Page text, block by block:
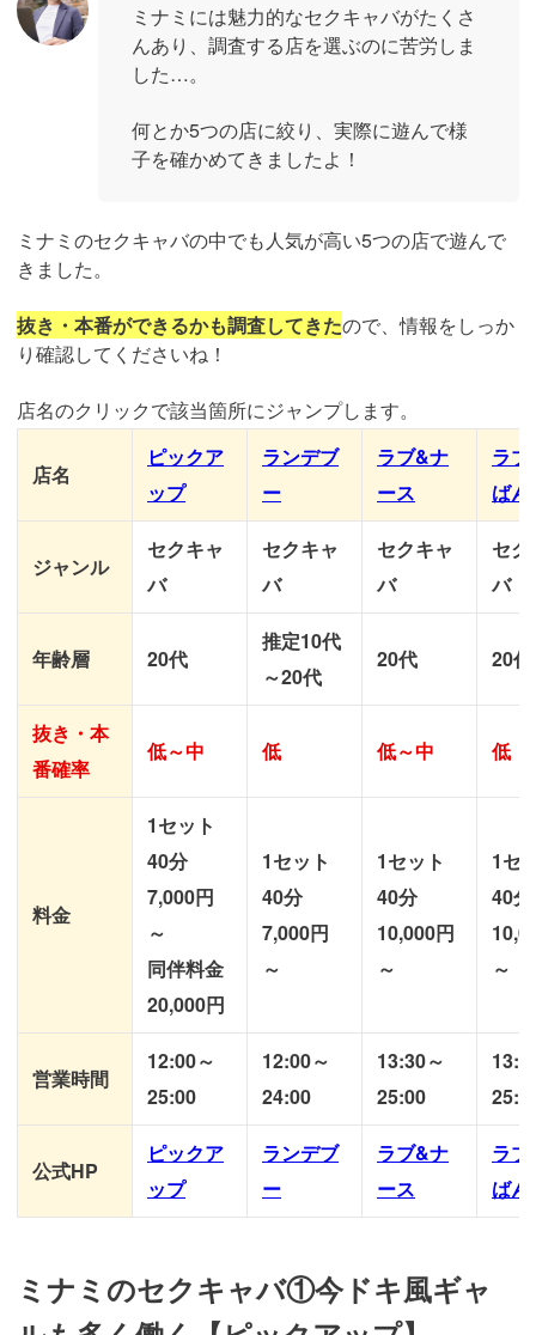
ミナミには魅力的なセクキャバがたくさ
んあり、調査する店を選ぶのに苦労しま
した…。
何とか5つの店に絞り、実際に遊んで様
子を確かめてきましたよ！
ミナミのセクキャバの中でも人気が高い5つの店で遊んで
きました。
抜き・本番ができるかも調査してきたので、情報をしっか
り確認してくださいね！
店名のクリックで該当箇所にジャンプします。
店名
ピックア
ップ
ランデブ
ー
ラブ&ナ
ース
ラブ
ばん
ジャンル
セクキャ
バ
セクキャ
バ
セクキャ
バ
セク
バ
年齢層 20代
推定10代
～20代
20代 20代
抜き・本
番確率
低～中 低 低～中 低
料金
1セット
40分
7,000円
～
同伴料金
20,000円
1セット
40分
7,000円
～
1セット
40分
10,000円
～
1セ
40分
～
営業時間
12:00～
25:00
12:00～
24:00
13:30～
25:00
公式HP
ピックア
ップ
ランデブ
ー
ラブ&ナ
ース
ラブ
ばん
ミナミのセクキャバ①今ドキ風ギャ